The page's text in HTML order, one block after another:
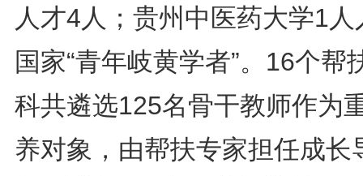
人才4人；贵州中医药大学1人
国家“青年岐黄学者”。16个帮
科共遴选125名骨干教师作为
养对象，由帮扶专家担任成长